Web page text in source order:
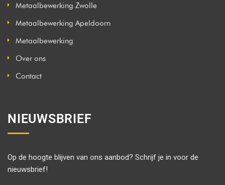
Metaalbewerking Zwolle
Metaalbewerking Apeldoorn
Metaalbewerking
Over ons
Contact
NIEUWSBRIEF
Op de hoogte blijven van ons aanbod? Schrijf je in voor de
nieuwsbrief!